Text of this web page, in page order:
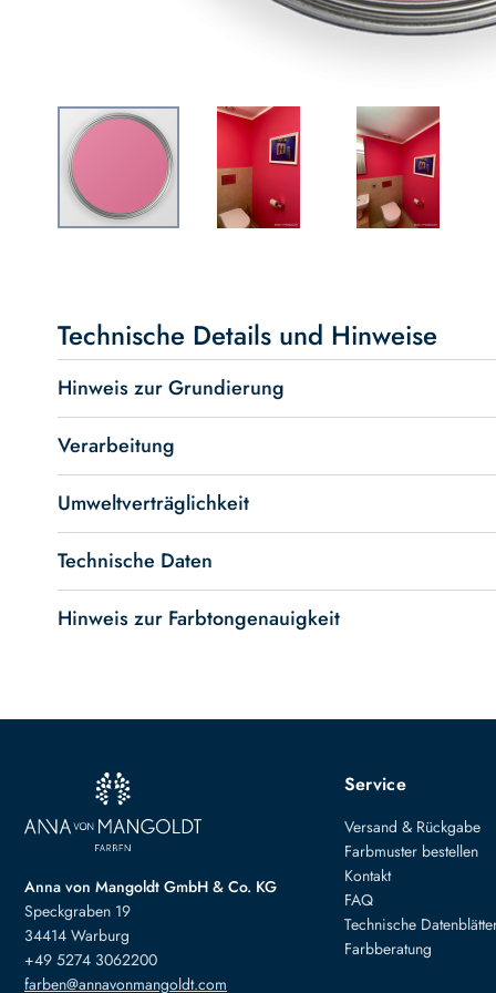
beginning
of
the
images
gallery
Technische Details und Hinweise
Hinweis zur Grundierung
Verarbeitung
Umweltverträglichkeit
Technische Daten
Hinweis zur Farbtongenauigkeit
Anna von Mangoldt GmbH & Co. KG
Speckgraben 19
34414 Warburg
+49 5274 3062200
farben@annavonmangoldt.com
Service
Versand & Rückgabe
Farbmuster bestellen
Kontakt
FAQ
Technische
Farbberatung